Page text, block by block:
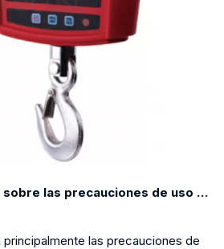
Alguna información sobre las precauciones de uso de la escala de grúa
las precauciones de